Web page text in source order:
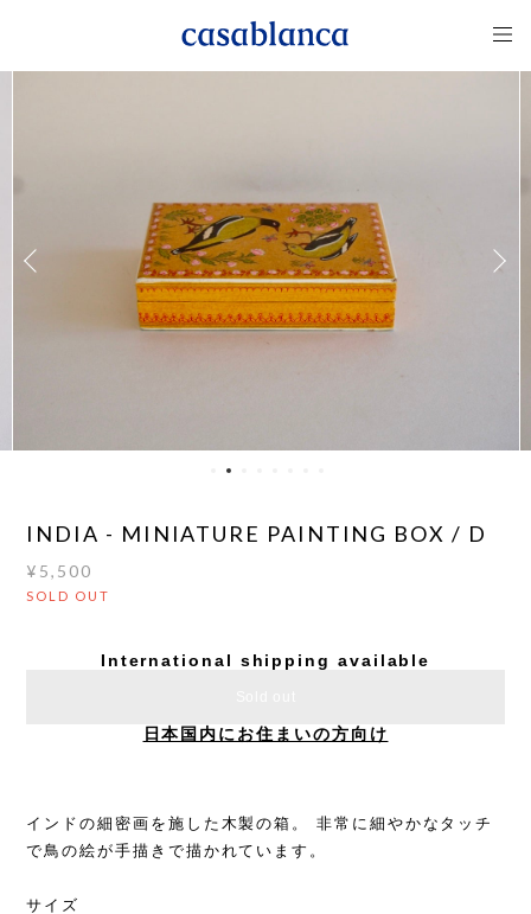
INDIA - MINIATURE PAINTING BOX / D
¥5,500
SOLD OUT
International shipping available
日本国内にお住まいの方向け
インドの細密画を施した木製の箱。 非常に細やかなタッチ
で鳥の絵が手描きで描かれています。
サイズ